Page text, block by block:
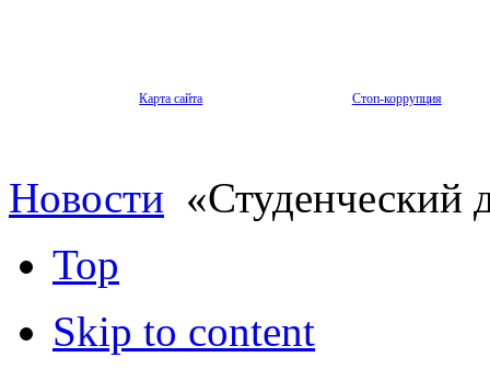
Карта сайта Стоп-коррупция
Новости «Студенческий
Top
Skip to content